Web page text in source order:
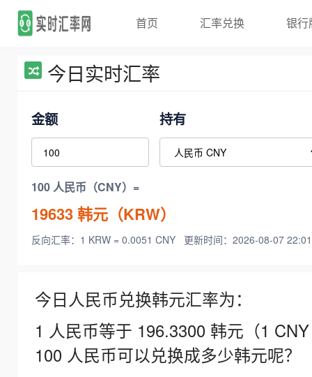
首页 汇率兑换 银行
今日实时汇率
金额 持有
100 人民币（CNY）=
19633韩元（KRW）
反向汇率：1 KRW = 0.0051 CNY 更新时间：2026-08-07
今日人民币兑换韩元汇率为：
1 人民币等于 196.3300 韩元（1
100 人民币可以兑换成多少韩元呢？